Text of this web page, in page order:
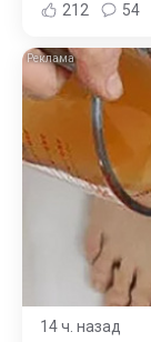
212 54
14 ч. назад